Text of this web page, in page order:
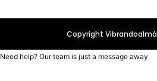
Copyright
Need help? Our team is just a message away